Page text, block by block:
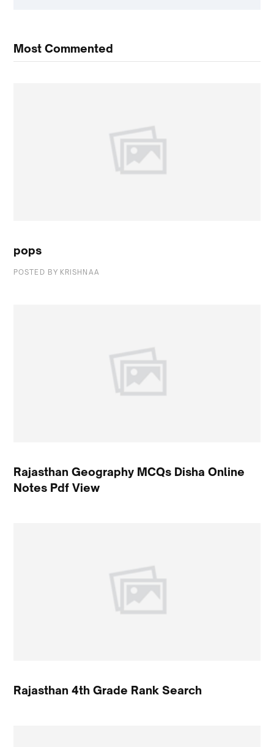
Most Commented
pops
POSTED BY KRISHNAA
Rajasthan Geography MCQs Disha Online
Notes Pdf View
Rajasthan 4th Grade Rank Search